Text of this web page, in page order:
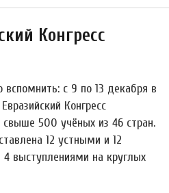
Конгресс
с 9 по 13 декабря в
Конгресс
500 учёных из 46 стран.
12 устными и 12
выступлениями на круглых